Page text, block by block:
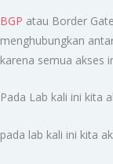
BGP atau Border
menghubungkan
karena semua akses
Pada Lab kali ini kita
pada lab kali ini kita